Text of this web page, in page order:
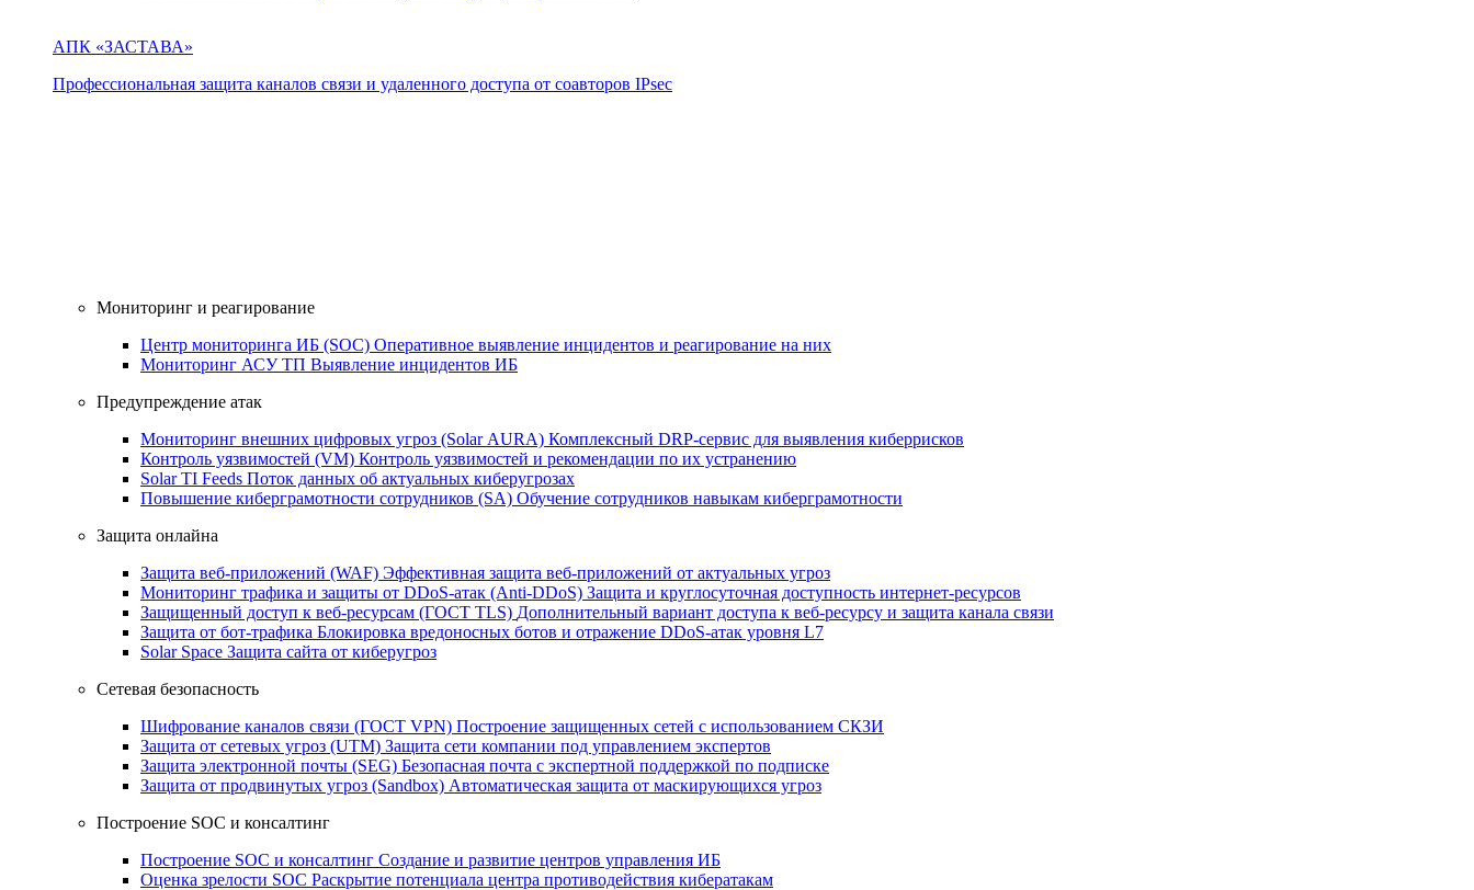
АПК «ЗАСТАВА»
Профессиональная защита каналов связи и удаленного доступа от соавторов IPsec
Мониторинг и реагирование
Центр мониторинга ИБ (SOC) Оперативное выявление инцидентов и реагирование на них
Мониторинг АСУ ТП Выявление инцидентов ИБ
Предупреждение атак
Мониторинг внешних цифровых угроз (Solar AURA) Комплексный DRP-сервис для выявления киберрисков
Контроль уязвимостей (VM) Контроль уязвимостей и рекомендации по их устранению
Solar TI Feeds Поток данных об актуальных киберугрозах
Повышение киберграмотности сотрудников (SA) Обучение сотрудников навыкам киберграмотности
Защита онлайна
Защита веб-приложений (WAF) Эффективная защита веб-приложений от актуальных угроз
Мониторинг трафика и защиты от DDoS‑атак (Anti‑DDoS) Защита и круглосуточная доступность интернет-ресурсов
Защищенный доступ к веб-ресурсам (ГОСТ TLS) Дополнительный вариант доступа к веб‑ресурсу и защита канала связи
Защита от бот‑трафика Блокировка вредоносных ботов и отражение DDoS‑атак уровня L7
Solar Space Защита сайта от киберугроз
Сетевая безопасность
Шифрование каналов связи (ГОСТ VPN) Построение защищенных сетей с использованием СКЗИ
Защита от сетевых угроз (UTM) Защита сети компании под управлением экспертов
Защита электронной почты (SEG) Безопасная почта с экспертной поддержкой по подписке
Защита от продвинутых угроз (Sandbox) Автоматическая защита от маскирующихся угроз
Построение SOC и консалтинг
Построение SOC и консалтинг Создание и развитие центров управления ИБ
Оценка зрелости SOC Раскрытие потенциала центра противодействия кибератакам